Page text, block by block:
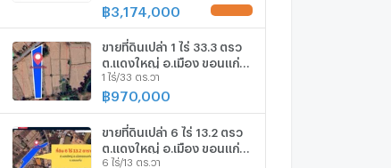
฿3,174,000
ขายที่ดินเปล่า 1 ไร่ 33.3 ตรว
ต.แดงใหญ่ อ.เมือง ขอนแก่น
ที่ดินทำเลดี เดินทางสะดวก ติด
ชุมชนและสิ่งอำนวยความ
1 ไร่/33 ตร.วา
฿970,000
ขายที่ดินเปล่า 6 ไร่ 13.2 ตรว
ต.แดงใหญ่ อ.เมือง ขอนแก่น
ที่ดินทำเลดี เดินทางสะดวก ติด
6 ไร่/13 ตร.วา